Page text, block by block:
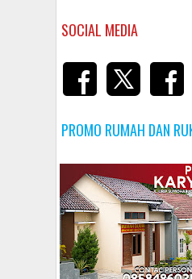
SOCIAL MEDIA
PROMO RUMAH DAN